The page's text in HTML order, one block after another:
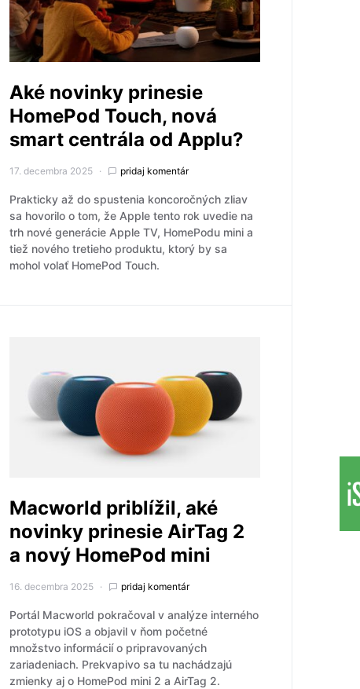
Aké novinky prinesie
HomePod Touch, nová
smart centrála od Applu?
17. decembra 2025 pridaj komentár
Prakticky až do spustenia koncoročných zliav
sa hovorilo o tom, že Apple tento rok uvedie na
trh nové generácie Apple TV, HomePodu mini a
tiež nového tretieho produktu, ktorý by sa
mohol volať HomePod Touch.
Macworld priblížil, aké
novinky prinesie AirTag 2
a nový HomePod mini
16. decembra 2025 pridaj komentár
Portál Macworld pokračoval v analýze interného
prototypu iOS a objavil v ňom početné
množstvo informácií o pripravovaných
zariadeniach. Prekvapivo sa tu nachádzajú
zmienky aj o HomePod mini 2 a AirTag 2.